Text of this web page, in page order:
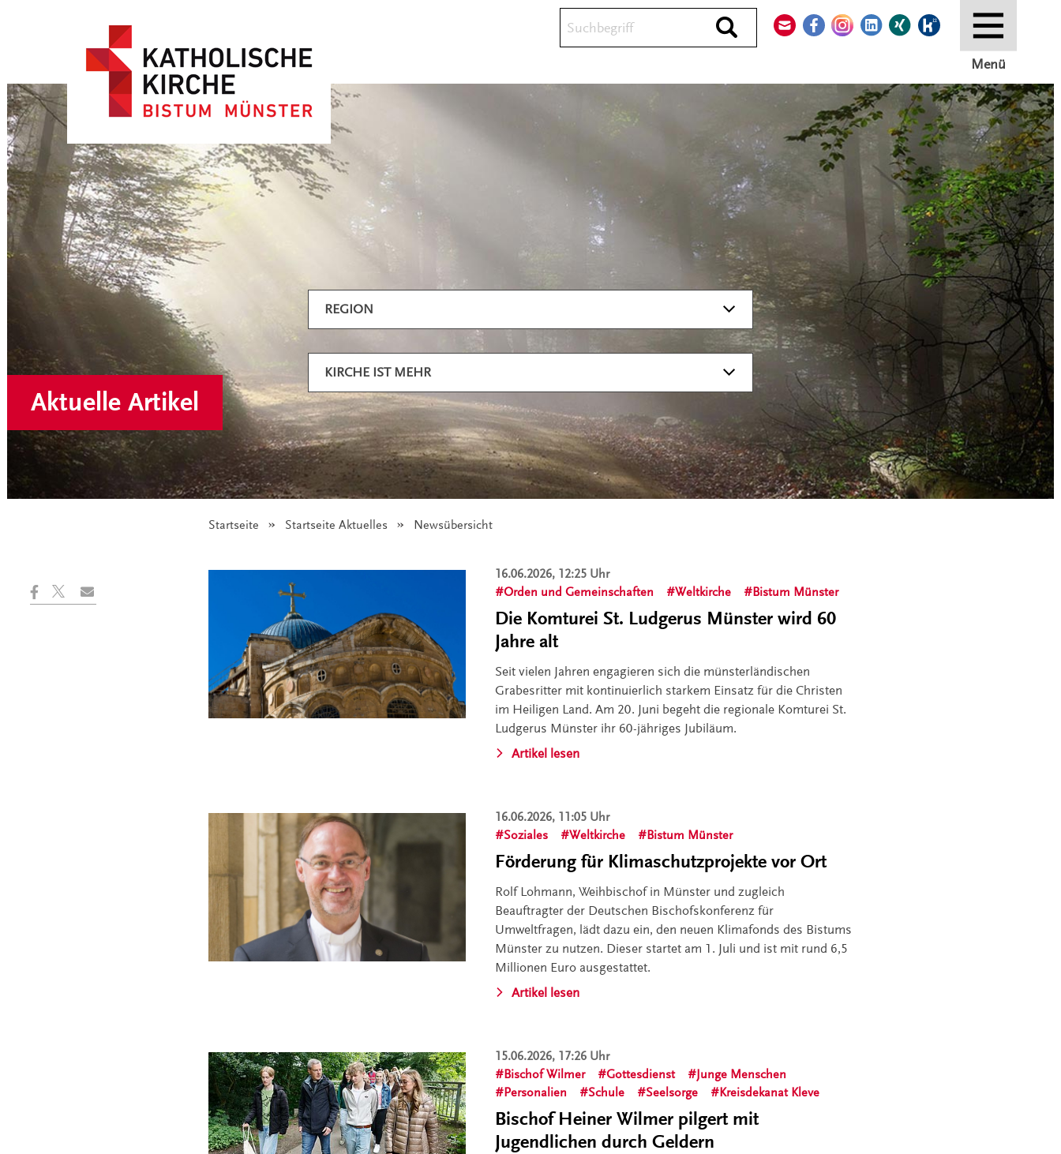
Durchsuchen
Menü
Aktuelle Artikel
Artikel filtern REGION
KIRCHE IST MEHR
Startseite Startseite Aktuelles Angezeigt:
Newsübersicht
16.06.2026, 12:25 Uhr
Orden und Gemeinschaften
Weltkirche Bistum Münster
Die Komturei St. Ludgerus Münster wird 60
Jahre alt
Seit vielen Jahren engagieren sich die münsterländischen
Grabesritter mit kontinuierlich starkem Einsatz für die Christen
im Heiligen Land. Am 20. Juni begeht die regionale Komturei St.
Ludgerus Münster ihr 60-jähriges Jubiläum.
Artikel lesen
16.06.2026, 11:05 Uhr
Soziales
Weltkirche Bistum Münster
Förderung für Klimaschutzprojekte vor Ort
Rolf Lohmann, Weihbischof in Münster und zugleich
Beauftragter der Deutschen Bischofskonferenz für
Umweltfragen, lädt dazu ein, den neuen Klimafonds des Bistums
Münster zu nutzen. Dieser startet am 1. Juli und ist mit rund 6,5
Millionen Euro ausgestattet.
Artikel lesen
15.06.2026, 17:26 Uhr
Bischof Wilmer
Gottesdienst
Junge Menschen
Personalien
Schule Seelsorge Kreisdekanat Kleve
Bischof Heiner Wilmer pilgert mit
Jugendlichen durch Geldern